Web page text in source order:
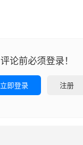
评论前必须登录！
立即登录 注册